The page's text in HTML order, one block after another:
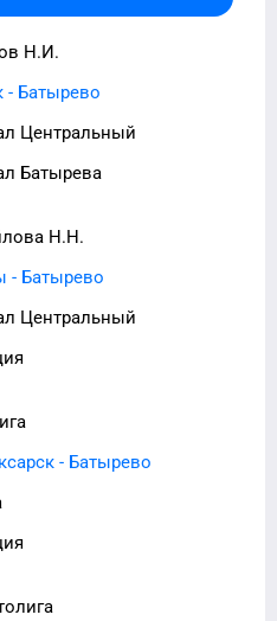
Н.И.
- Батырево
Центральный
Батырева
Н.Н.
- Батырево
Центральный
- Батырево